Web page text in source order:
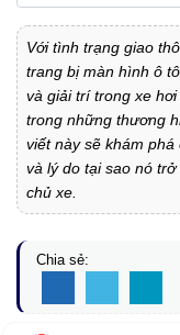
Với tình trạng giao
trang bị màn hình ô
và giải trí trong xe
trong những thương
viết này sẽ khám
và lý do tại sao nó
chủ xe.
Chia sẻ: